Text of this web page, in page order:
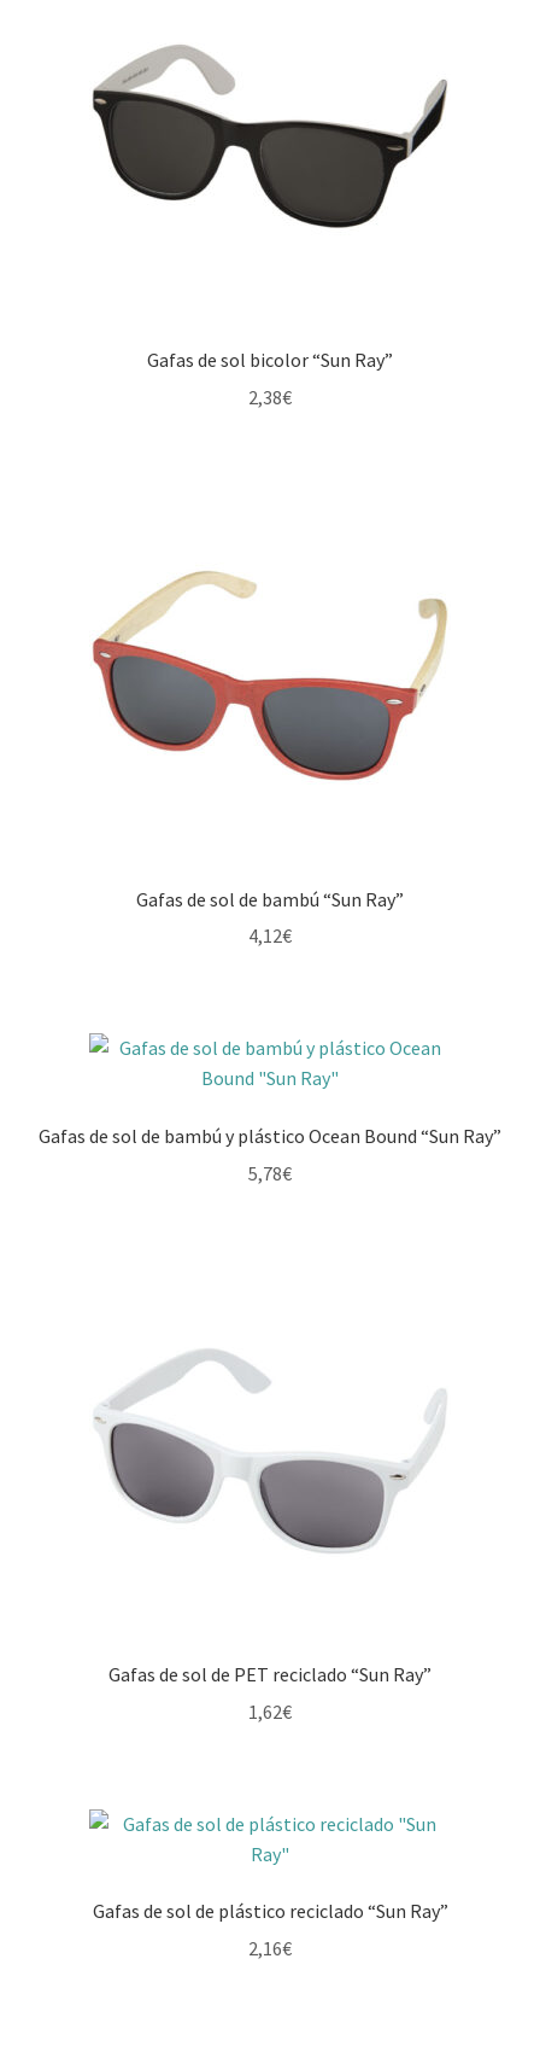
Gafas de sol bicolor “Sun Ray”
2,38€
Gafas de sol de bambú “Sun Ray”
4,12€
Gafas de sol de bambú y plástico Ocean Bound “Sun Ray”
5,78€
Gafas de sol de PET reciclado “Sun Ray”
1,62€
Gafas de sol de plástico reciclado “Sun Ray”
2,16€